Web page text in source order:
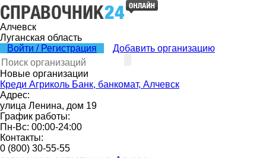
Алчевск
Луганская область
Войти / Регистрация
Добавить организацию
Новые организации
Креди Агриколь Банк, банкомат, Алчевск
Адрес:
улица Ленина, дом 19
График работы:
Пн-Вс: 00:00-24:00
Контакты:
0 (800) 30-55-55